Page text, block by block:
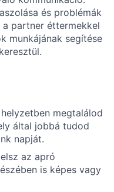
és problémák
partner éttermekkel
munkájának segítése
megtalálod
által jobbá tudod
napját.
az apró
is képes vagy